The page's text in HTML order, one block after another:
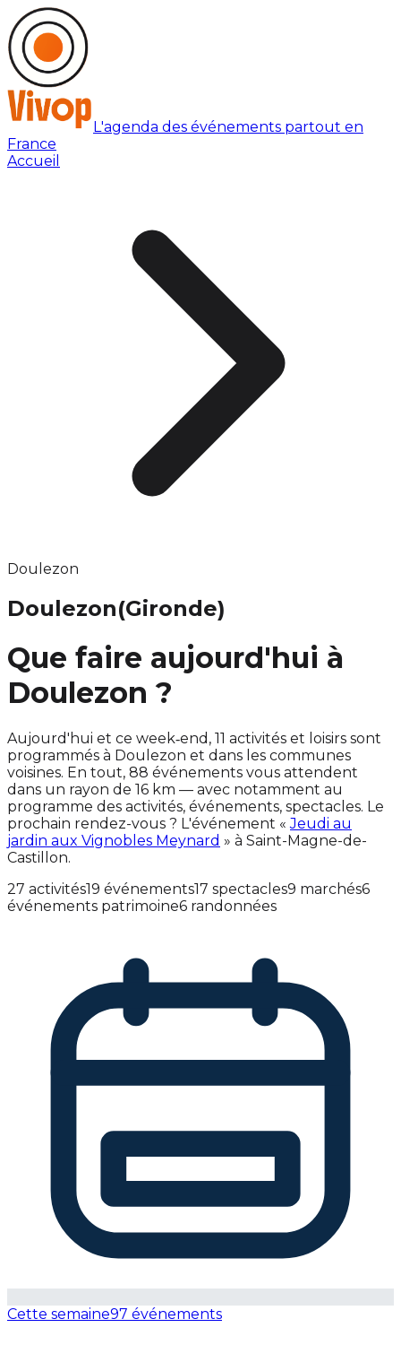
L'agenda des événements partout en
France
Accueil
Doulezon
Doulezon(Gironde)
Que faire aujourd'hui à
Doulezon ?
Aujourd'hui et ce week‑end, 11 activités et loisirs sont
programmés à Doulezon et dans les communes
voisines. En tout, 88 événements vous attendent
dans un rayon de 16 km — avec notamment au
programme des activités, événements, spectacles. Le
prochain rendez-vous ? L'événement «Jeudi au
jardin aux Vignobles Meynard » à Saint-Magne-de-
Castillon.
27 activités19 événements17 spectacles9 marchés6
événements patrimoine6 randonnées
Cette semaine97 événements